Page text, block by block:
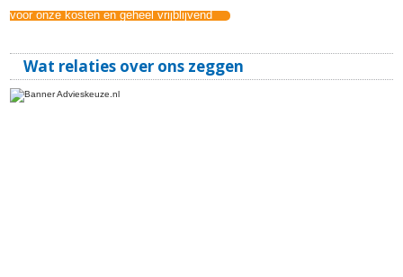
voor onze kosten en geheel vrijblijvend
Wat relaties over ons zeggen